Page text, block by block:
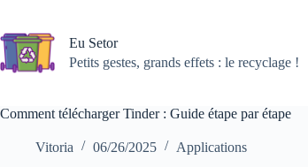
contenu
Eu Setor
Petits gestes, grands effets : le recyclage !
Comment télécharger Tinder : Guide étape par étape
Vitoria 06/26/2025 Applications